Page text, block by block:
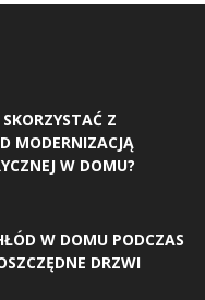
Z
MODERNIZACJĄ
W DOMU?
W DOMU PODCZAS
DRZWI